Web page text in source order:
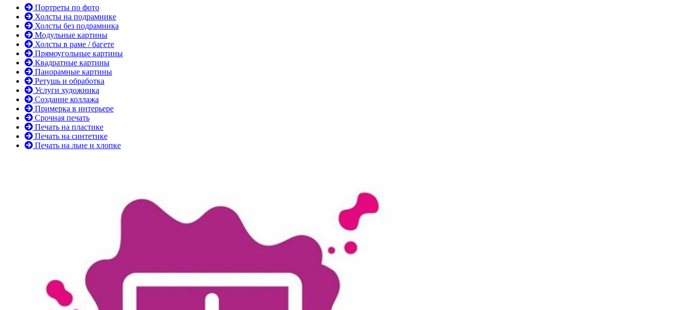
Портреты по фото
Холсты на подрамнике
Холсты без подрамника
Модульные картины
Холсты в раме / багете
Прямоугольные картины
Квадратные картины
Панорамные картины
Ретушь и обработка
Услуги художника
Создание коллажа
Примерка в интерьере
Срочная печать
Печать на пластике
Печать на синтетике
Печать на льне и хлопке